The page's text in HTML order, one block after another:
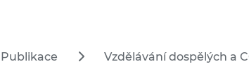
Publikace Vzdělávání dospělých a